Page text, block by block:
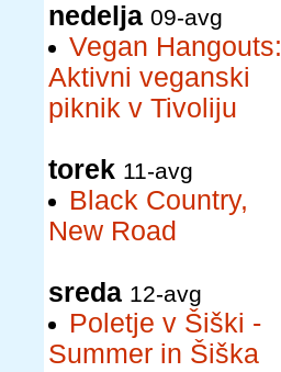
nedelja 09-avg
Vegan Hangouts:
Aktivni veganski
piknik v Tivoliju
torek 11-avg
Black Country,
New Road
sreda 12-avg
Poletje v Šiški -
Summer in Šiška